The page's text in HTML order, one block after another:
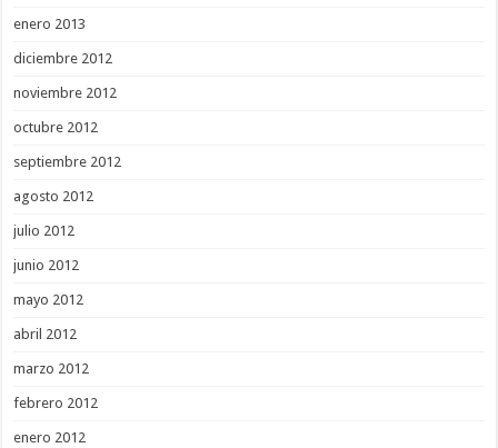
enero 2013
diciembre 2012
noviembre 2012
octubre 2012
septiembre 2012
agosto 2012
julio 2012
junio 2012
mayo 2012
abril 2012
marzo 2012
febrero 2012
enero 2012